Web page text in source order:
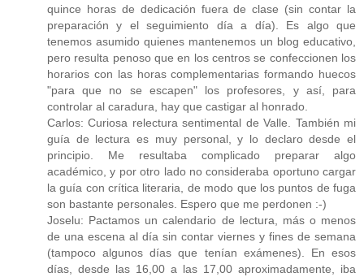
quince horas de dedicación fuera de clase (sin contar la
preparación y el seguimiento día a día). Es algo que
tenemos asumido quienes mantenemos un blog educativo,
pero resulta penoso que en los centros se confeccionen los
horarios con las horas complementarias formando huecos
"para que no se escapen" los profesores, y así, para
controlar al caradura, hay que castigar al honrado.
Carlos: Curiosa relectura sentimental de Valle. También mi
guía de lectura es muy personal, y lo declaro desde el
principio. Me resultaba complicado preparar algo
académico, y por otro lado no consideraba oportuno cargar
la guía con crítica literaria, de modo que los puntos de fuga
son bastante personales. Espero que me perdonen :-)
Joselu: Pactamos un calendario de lectura, más o menos
de una escena al día sin contar viernes y fines de semana
(tampoco algunos días que tenían exámenes). En esos
días, desde las 16,00 a las 17,00 aproximadamente, iba